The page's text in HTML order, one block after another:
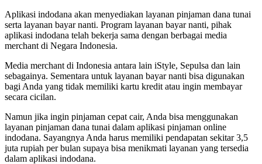
Aplikasi indodana akan menyediakan layanan pinjaman dana tunai
serta layanan bayar nanti. Program layanan bayar nanti, pihak
aplikasi indodana telah bekerja sama dengan berbagai media
merchant di Negara Indonesia.
Media merchant di Indonesia antara lain iStyle, Sepulsa dan lain
sebagainya. Sementara untuk layanan bayar nanti bisa digunakan
bagi Anda yang tidak memiliki kartu kredit atau ingin membayar
secara cicilan.
Namun jika ingin pinjaman cepat cair, Anda bisa menggunakan
layanan pinjaman dana tunai dalam aplikasi pinjaman online
indodana. Sayangnya Anda harus memiliki pendapatan sekitar 3,5
juta rupiah per bulan supaya bisa menikmati layanan yang tersedia
dalam aplikasi indodana.